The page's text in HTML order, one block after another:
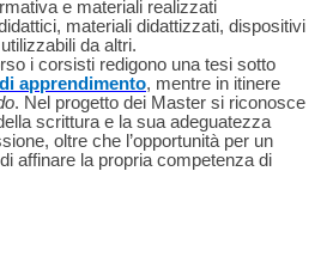
e materiali realizzati
materiali didattizzati, dispositivi
da altri.
i corsisti redigono una tesi sotto
apprendimento, mentre in itinere
. Nel progetto dei Master si riconosce
scrittura e la sua adeguatezza
oltre che l’opportunità per un
affinare la propria competenza di